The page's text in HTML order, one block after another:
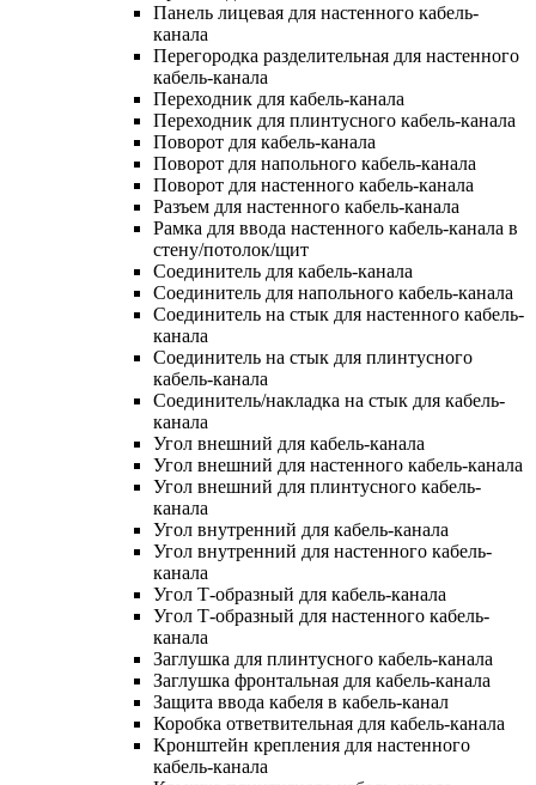
Панель лицевая для настенного кабель-
канала
Перегородка разделительная для настенного
кабель-канала
Переходник для кабель-канала
Переходник для плинтусного кабель-канала
Поворот для кабель-канала
Поворот для напольного кабель-канала
Поворот для настенного кабель-канала
Разъем для настенного кабель-канала
Рамка для ввода настенного кабель-канала в
стену/потолок/щит
Соединитель для кабель-канала
Соединитель для напольного кабель-канала
Соединитель на стык для настенного кабель-
канала
Соединитель на стык для плинтусного
кабель-канала
Соединитель/накладка на стык для кабель-
канала
Угол внешний для кабель-канала
Угол внешний для настенного кабель-канала
Угол внешний для плинтусного кабель-
канала
Угол внутренний для кабель-канала
Угол внутренний для настенного кабель-
канала
Угол Т-образный для кабель-канала
Угол Т-образный для настенного кабель-
канала
Заглушка для плинтусного кабель-канала
Заглушка фронтальная для кабель-канала
Защита ввода кабеля в кабель-канал
Коробка ответвительная для кабель-канала
Кронштейн крепления для настенного
кабель-канала